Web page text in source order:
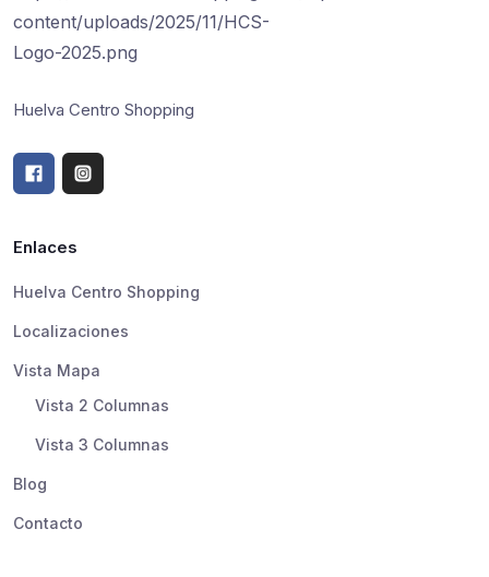
Huelva Centro Shopping
Enlaces
Huelva Centro Shopping
Localizaciones
Vista Mapa
Vista 2 Columnas
Vista 3 Columnas
Blog
Contacto